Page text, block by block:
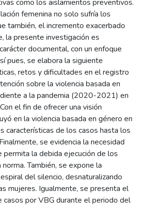
como los aislamientos preventivos.
femenina no solo sufría los
también, el incremento exacerbado
la presente investigación es
documental, con un enfoque
pues, se elabora la siguiente
retos y dificultades en el registro
sobre la violencia basada en
a la pandemia (2020-2021) en
el fin de ofrecer una visión
en la violencia basada en género en
características de los casos hasta los
se evidencia la necesidad
la debida ejecución de los
También, se expone la
del silencio, desnaturalizando
mujeres. Igualmente, se presenta el
por VBG durante el periodo del